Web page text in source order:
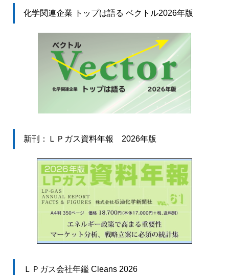
化学関連企業 トップは語る ベクトル2026年版
新刊：ＬＰガス資料年報 2026年版
ＬＰガス会社年鑑 Cleans 2026